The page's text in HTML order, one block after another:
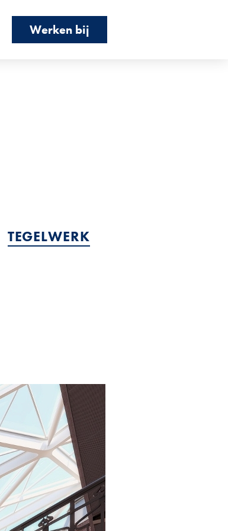
Werken bij
TEGELWERK